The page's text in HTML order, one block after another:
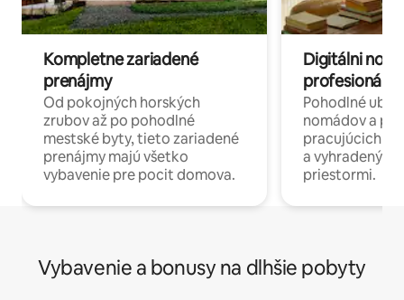
Kompletne zariadené
prenájmy
Od pokojných horských
zrubov až po pohodlné
mestské byty, tieto zariadené
prenájmy majú všetko
vybavenie pre pocit domova.
Digitálni
profesionáli
Pohodlné
nomádov a
pracujúcich
a
priestormi.
Vybavenie a bonusy na dlhšie pobyty